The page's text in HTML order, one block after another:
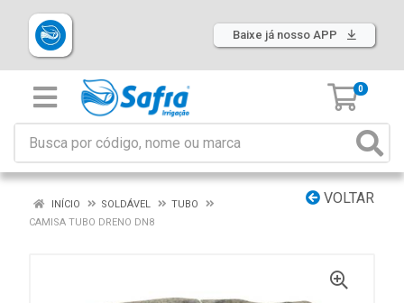
Baixe já nosso APP
0
VOLTAR
INÍCIO SOLDÁVEL
TUBO
CAMISA TUBO DRENO DN8